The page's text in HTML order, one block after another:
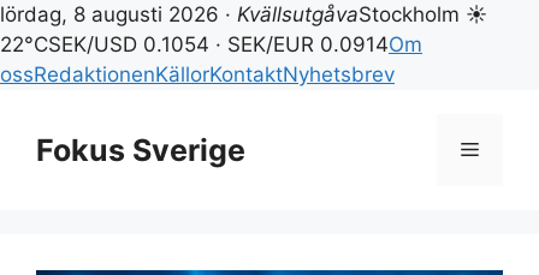
lördag, 8 augusti 2026 · KvällsutgåvaStockholm ☀
22°CSEK/USD 0.1054 · SEK/EUR 0.0914Om
ossRedaktionenKällorKontaktNyhetsbrev
innehållFokus Sverige Meny